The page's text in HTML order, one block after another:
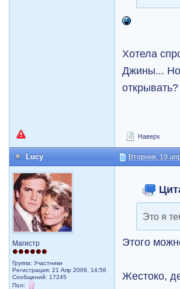
Хотела
Джины... Но
Наверх
Lucy Вторник, 19
Магистр
Группа: Участники
Регистрация: 21 Апр 2009, 14:56
Сообщений: 17245
Пол:
Это я
Этого
Жестоко,